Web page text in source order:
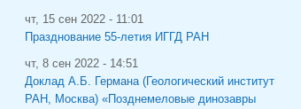
чт, 15 сен 2022 - 11:01
Празднование 55-летия ИГГД РАН
чт, 8 сен 2022 - 14:51
Доклад А.Б. Германа (Геологический институт
РАН, Москва) «Позднемеловые динозавры